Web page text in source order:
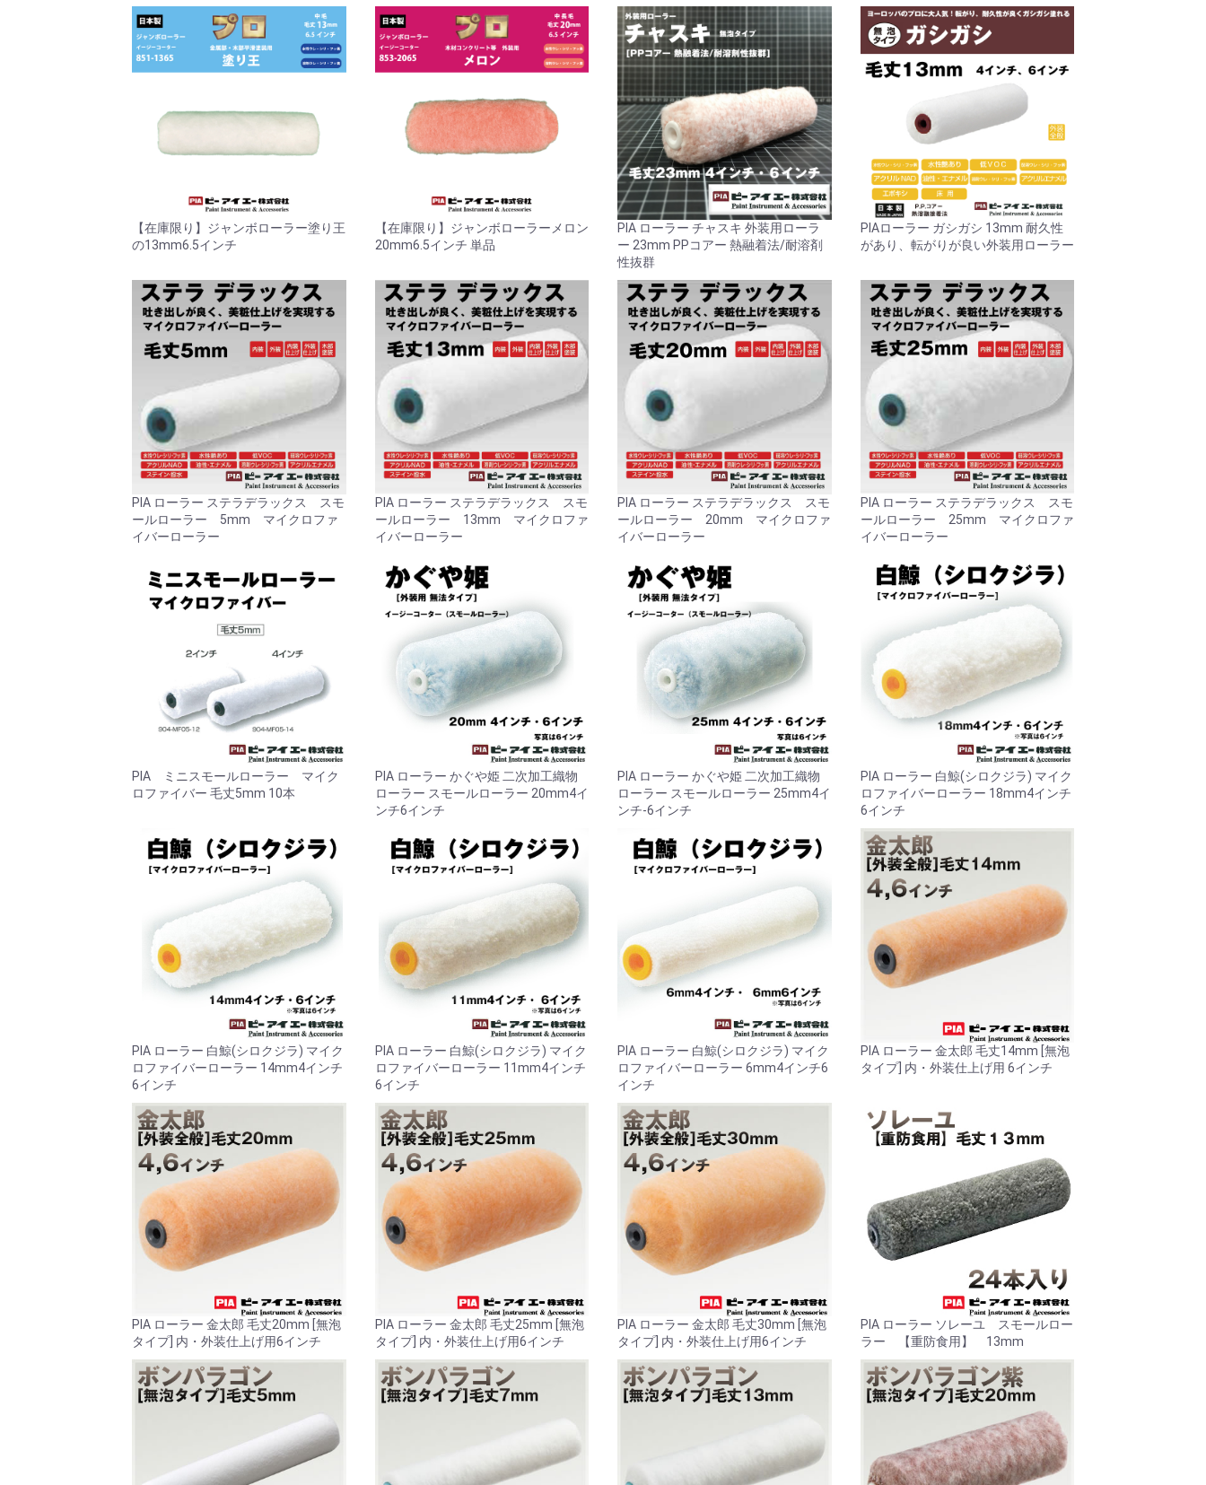
お買い物を続ける カートへ進む
【在庫限り】ジャンボローラー塗り王
の13mm6.5インチ
【在庫限り】ジャンボローラーメロン
20mm6.5インチ 単品
PIA ローラー チャスキ 外装用ローラ
ー 23mm PPコアー 熱融着法/耐溶剤
性抜群
PIAローラー ガシガシ 13mm 耐久性
があり、転がりが良い外装用ローラー
PIA ローラー ステラデラックス スモ
ールローラー 5mm マイクロファ
イバーローラー
PIA ローラー ステラデラックス スモ
ールローラー 13mm マイクロファ
イバーローラー
PIA ローラー ステラデラックス スモ
ールローラー 20mm マイクロファ
イバーローラー
PIA ローラー ステラデラックス スモ
ールローラー 25mm マイクロファ
イバーローラー
PIA ミニスモールローラー マイク
ロファイバー 毛丈5mm 10本
PIA ローラー かぐや姫 二次加工織物
ローラー スモールローラー 20mm4イ
ンチ6インチ
PIA ローラー かぐや姫 二次加工織物
ローラー スモールローラー 25mm4イ
ンチ-6インチ
PIA ローラー 白鯨(シロクジラ) マイク
ロファイバーローラー 18mm4インチ
6インチ
PIA ローラー 白鯨(シロクジラ) マイク
ロファイバーローラー 14mm4インチ
6インチ
PIA ローラー 白鯨(シロクジラ) マイク
ロファイバーローラー 11mm4インチ
6インチ
PIA ローラー 白鯨(シロクジラ) マイク
ロファイバーローラー 6mm4インチ6
インチ
PIA ローラー 金太郎 毛丈14mm [無泡
タイプ] 内・外装仕上げ用 6インチ
PIA ローラー 金太郎 毛丈20mm [無泡
タイプ] 内・外装仕上げ用6インチ
PIA ローラー 金太郎 毛丈25mm [無泡
タイプ] 内・外装仕上げ用6インチ
PIA ローラー 金太郎 毛丈30mm [無泡
タイプ] 内・外装仕上げ用6インチ
PIA ローラー ソレーユ スモールロー
ラー 【重防食用】 13mm